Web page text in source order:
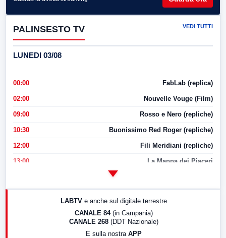
PALINSESTO TV VEDI TUTTI
LUNEDI 03/08
00:00 FabLab (replica)
02:00 Nouvelle Vouge (Film)
09:00 Rosso e Nero (repliche)
10:30 Buonissimo Red Roger (repliche)
12:00 Fili Meridiani (repliche)
13:00 La Mappa dei Piaceri
17:00 LabNews (replica)
LABTV e anche sul digitale terrestre
CANALE 84 (in Campania)
CANALE 268 (DDT Nazionale)
E sulla nostra APP